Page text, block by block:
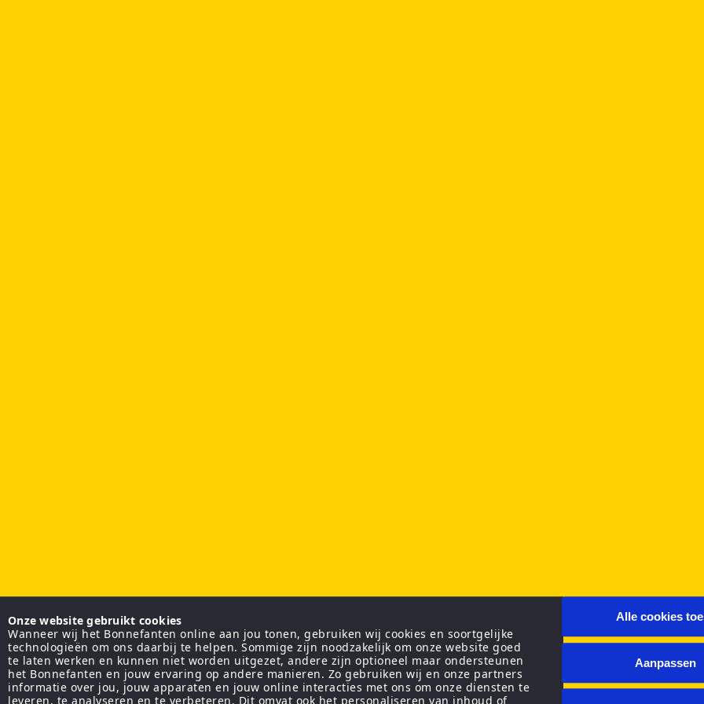
Onze website gebruikt cookies
Wanneer wij het Bonnefanten online aan jou tonen, gebruiken wij cookies en soortgelijke
technologieën om ons daarbij te helpen. Sommige zijn noodzakelijk om onze website goed
te laten werken en kunnen niet worden uitgezet, andere zijn optioneel maar ondersteunen
het Bonnefanten en jouw ervaring op andere manieren. Zo gebruiken wij en onze partners
informatie over jou, jouw apparaten en jouw online interacties met ons om onze diensten te
leveren, te analyseren en te verbeteren. Dit omvat ook het personaliseren van inhoud of
Alle cookies
Aanpassen